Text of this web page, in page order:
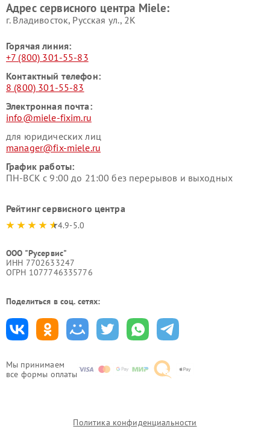
Мы принимаем
все формы оплаты
Miele
пылесосов Miele
Адрес сервисного центра Miele:
г. Владивосток, Русская ул., 2К
Горячая линия:
+7 (800) 301-55-83
Контактный телефон:
8 (800) 301-55-83
Электронная почта:
info@miele-fixim.ru
для юридических лиц
manager@fix-miele.ru
График работы:
ПН-ВСК с 9:00 до 21:00 без перерывов и выходных
Рейтинг сервисного центра
4.9-5.0
ООО "Русервис"
ИНН 7702633247
ОГРН 1077746335776
Поделиться в соц. сетях:
Политика конфиденциальности